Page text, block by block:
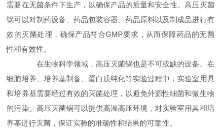
需要在无菌条件下生产，以确保产品的质量和安全性。高压灭菌
锅可以对制药设备、药品包装容器、药品原料以及制成品进行有
效的灭菌处理，确保产品符合GMP要求，从而保障药品的无菌
性和有效性。
在生物科学领域，高压灭菌锅也是不可或缺的设备。在
细胞培养、培养基制备、蛋白质纯化等实验过程中，实验室用具
和培养基需要经过有效的灭菌处理，以避免外源性细菌和微生物
的污染。高压灭菌锅可以提供高温高压环境，对实验室用具和培
养基进行灭菌，保证实验的准确性和结果的可靠性。